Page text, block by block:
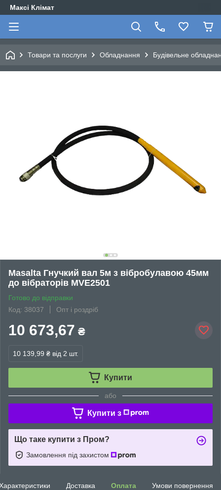
Максі Клімат
Товари та послуги Обладнання Будівельне
Masalta Гнучкий вал 5м з вібробулавою 45мм
до вібраторів MVE2501
Готово до відправки
Код: 38037
Опт і роздріб
10 673,67 ₴
10 139,99 ₴ від 2 шт.
Купити
або
Купити з
Що таке купити з Пром?
Замовлення під захистом
Доставка Оплата Умови повернення